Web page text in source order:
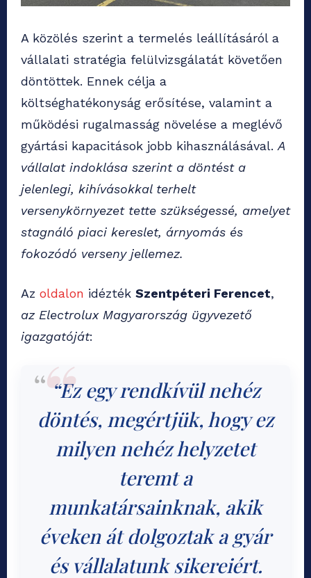
A közölés szerint a termelés leállításáról a
vállalati stratégia felülvizsgálatát követően
döntöttek. Ennek célja a
költséghatékonyság erősítése, valamint a
működési rugalmasság növelése a meglévő
gyártási kapacitások jobb kihasználásával. A
vállalat indoklása szerint a döntést a
jelenlegi, kihívásokkal terhelt
versenykörnyezet tette szükségessé, amelyet
stagnáló piaci kereslet, árnyomás és
fokozódó verseny jellemez.
Az oldalon idézték Szentpéteri Ferencet,
az Electrolux Magyarország ügyvezető
igazgatóját:
“Ez egy rendkívül nehéz
döntés, megértjük, hogy ez
milyen nehéz helyzetet
teremt a
munkatársainknak, akik
éveken át dolgoztak a gyár
és vállalatunk sikereiért.